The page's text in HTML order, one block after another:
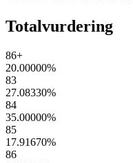
Totalvurdering
86+
20.00000%
83
27.08330%
84
35.00000%
85
17.91670%
86